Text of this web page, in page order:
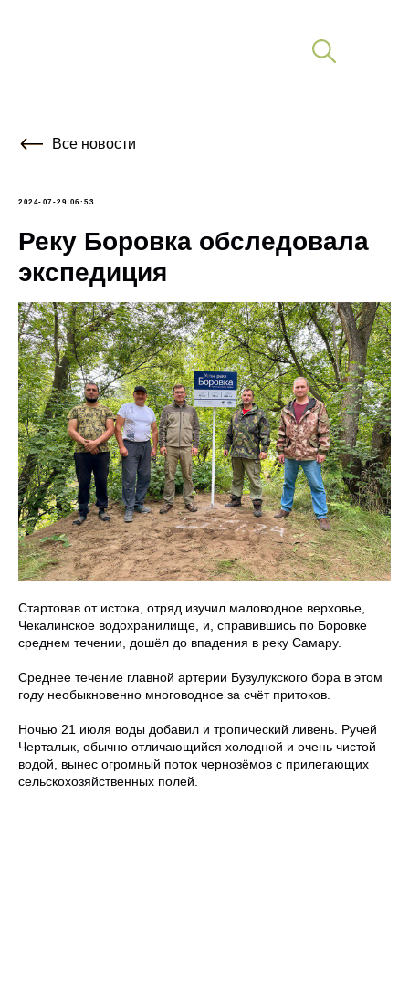
Все новости
2024-07-29 06:53
Реку Боровка обследовала
экспедиция
Стартовав от истока, отряд изучил маловодное верховье,
Чекалинское водохранилище, и, справившись по Боровке
среднем течении, дошёл до впадения в реку Самару.
Среднее течение главной артерии Бузулукского бора в этом
году необыкновенно многоводное за счёт притоков.
Ночью 21 июля воды добавил и тропический ливень. Ручей
Черталык, обычно отличающийся холодной и очень чистой
водой, вынес огромный поток чернозёмов с прилегающих
сельскохозяйственных полей.